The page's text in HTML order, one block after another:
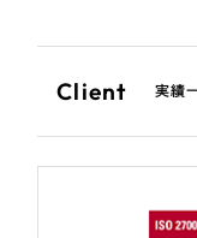
Client 実績